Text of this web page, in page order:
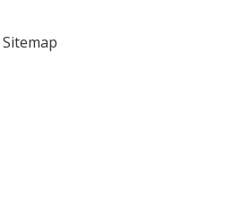
Sitemap